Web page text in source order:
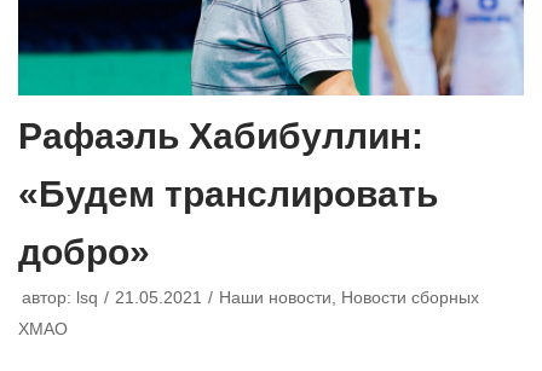
Рафаэль Хабибуллин:
«Будем транслировать
добро»
автор: lsq 21.05.2021 Наши новости
Новости сборных
ХМАО